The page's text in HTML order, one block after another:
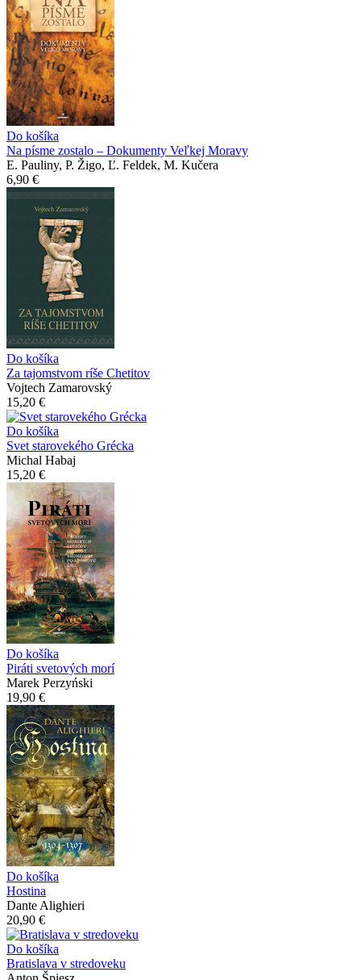
Do košíka
Na písme zostalo – Dokumenty Veľkej Moravy
E. Pauliny, P. Žigo, Ľ. Feldek, M. Kučera
6,90 €
Do košíka
Za tajomstvom ríše Chetitov
Vojtech Zamarovský
15,20 €
Do košíka
Svet starovekého Grécka
Michal Habaj
15,20 €
Do košíka
Piráti svetových morí
Marek Perzyński
19,90 €
Do košíka
Hostina
Dante Alighieri
20,90 €
Do košíka
Bratislava v stredoveku